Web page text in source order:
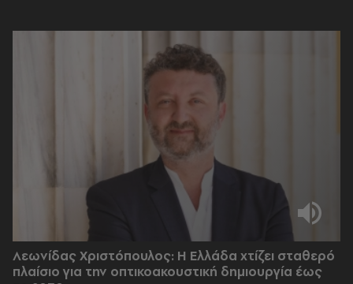
Λεωνίδας Χριστόπουλος: Η Ελλάδα χτίζει σταθερό
πλαίσιο για την οπτικοακουστική δημιουργία έως